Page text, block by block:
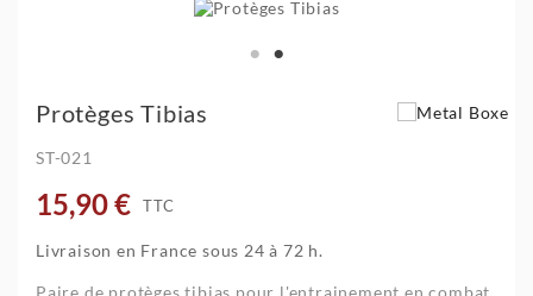
Protèges Tibias
ST-021
15,90 € TTC
Livraison en France sous 24 à 72 h.
Paire de protèges tibias pour l'entrainement en combat.